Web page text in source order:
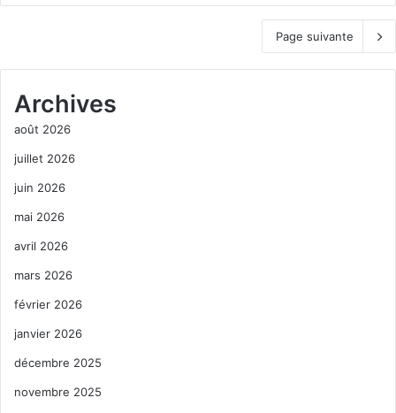
Page suivante
Archives
août 2026
juillet 2026
juin 2026
mai 2026
avril 2026
mars 2026
février 2026
janvier 2026
décembre 2025
novembre 2025